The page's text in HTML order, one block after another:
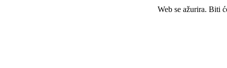
Web se ažurira. Biti